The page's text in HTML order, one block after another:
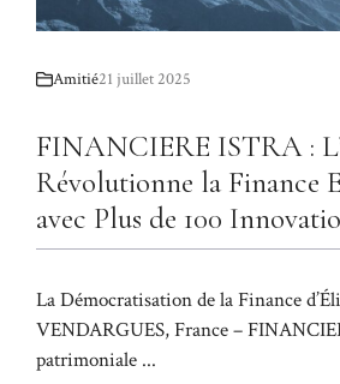
Amitié21 juillet 2025
FINANCIERE ISTRA :
Révolutionne la Finance
avec Plus de 100
La Démocratisation de la Finance
VENDARGUES, France –
patrimoniale ...